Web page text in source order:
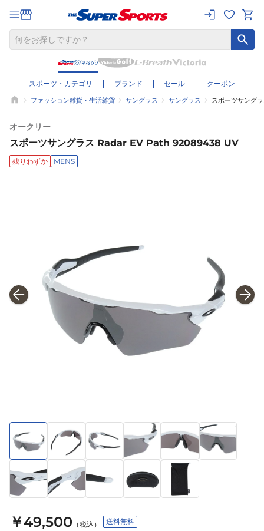
スポーツ・カテゴリ ブランド セール クーポン
ファッション雑貨・生活雑貨 サングラス サングラス スポーツサング
オークリー
スポーツサングラス Radar EV Path 92089438 UV
残りわずか MENS
￥49,500 （税込） 送料無料